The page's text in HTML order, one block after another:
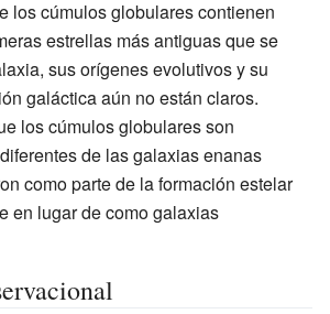
los cúmulos globulares contienen
estrellas más antiguas que se
sus orígenes evolutivos y su
galáctica aún no están claros.
los cúmulos globulares son
de las galaxias enanas
como parte de la formación estelar
en lugar de como galaxias